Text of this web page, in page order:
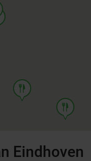
food
food
Eindhoven